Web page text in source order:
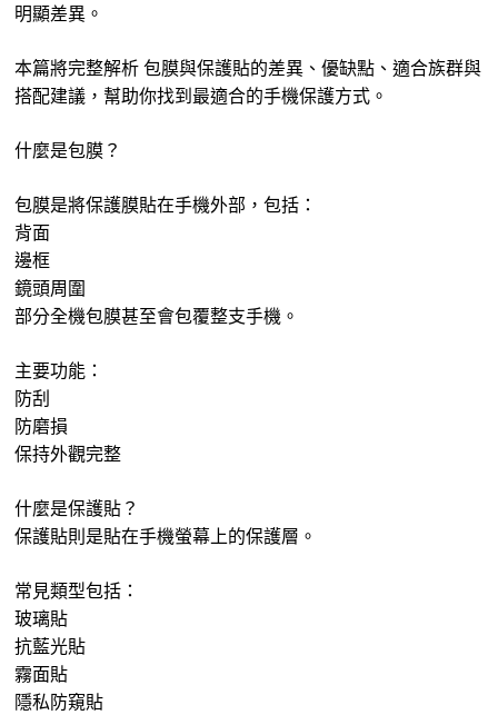
明顯差異。
本篇將完整解析 包膜與保護貼的差異、優缺點、適合族群與
搭配建議，幫助你找到最適合的手機保護方式。
什麼是包膜？
包膜是將保護膜貼在手機外部，包括：
背面
邊框
鏡頭周圍
部分全機包膜甚至會包覆整支手機。
主要功能：
防刮
防磨損
保持外觀完整
什麼是保護貼？
保護貼則是貼在手機螢幕上的保護層。
常見類型包括：
玻璃貼
抗藍光貼
霧面貼
隱私防窺貼